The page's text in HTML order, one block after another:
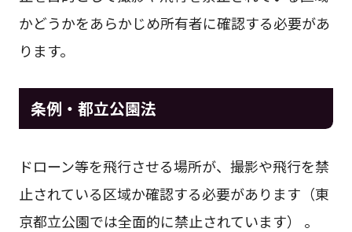
かどうかをあらかじめ所有者に確認する必要があ
ります。
条例・都立公園法
ドローン等を飛行させる場所が、撮影や飛行を禁
止されている区域か確認する必要があります（東
京都立公園では全面的に禁止されています） 。